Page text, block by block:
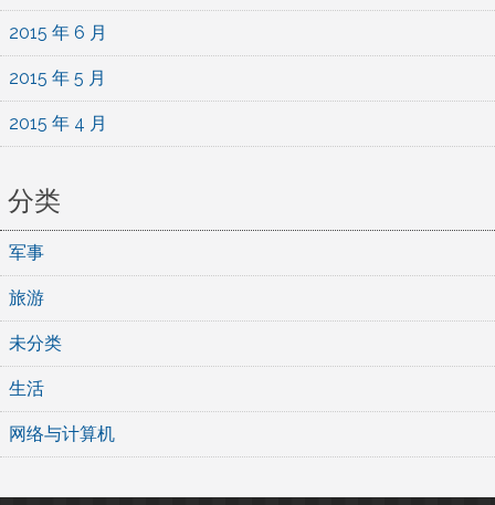
2015 年 6 月
2015 年 5 月
2015 年 4 月
分类
军事
旅游
未分类
生活
网络与计算机